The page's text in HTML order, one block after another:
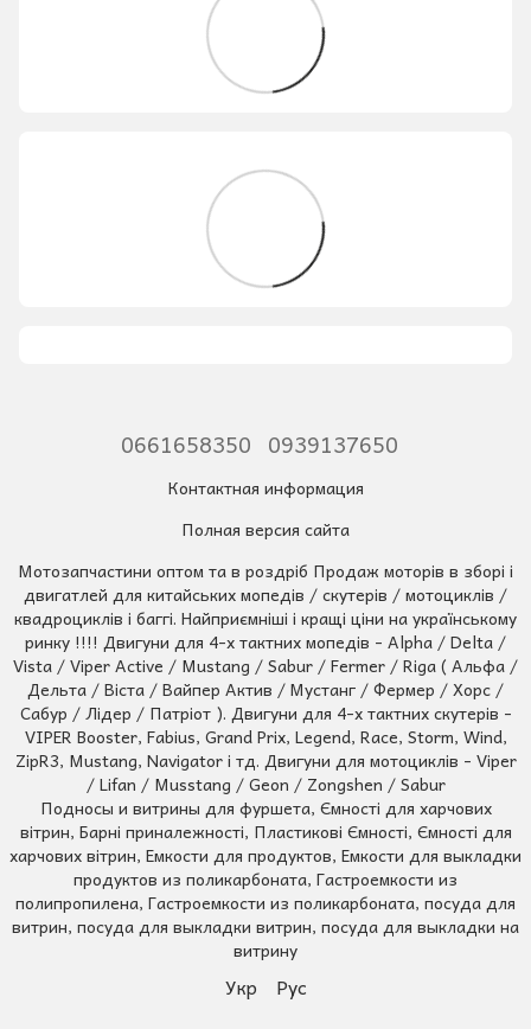
0661658350 0939137650
Контактная информация
Полная версия сайта
Мотозапчастини оптом та в роздріб Продаж моторів в зборі і
двигатлей для китайських мопедів / скутерів / мотоциклів /
квадроциклів і баггі. Найприємніші і кращі ціни на українському
ринку !!!! Двигуни для 4-х тактних мопедів - Alpha / Delta /
Vista / Viper Active / Mustang / Sabur / Fermer / Riga ( Альфа /
Дельта / Віста / Вайпер Актив / Мустанг / Фермер / Хорс /
Сабур / Лідер / Патріот ). Двигуни для 4-х тактних скутерів -
VIPER Booster, Fabius, Grand Prix, Legend, Race, Storm, Wind,
ZipR3, Mustang, Navigator і тд. Двигуни для мотоциклів - Viper
/ Lifan / Musstang / Geon / Zongshen / Sabur
Подносы и витрины для фуршета, Ємності для харчових
вітрин, Барні приналежності, Пластикові Ємності, Ємності для
харчових вітрин, Емкости для продуктов, Емкости для выкладки
продуктов из поликарбоната, Гастроемкости из
полипропилена, Гастроемкости из поликарбоната, посуда для
витрин, посуда для выкладки витрин, посуда для выкладки на
витрину
Укр Рус